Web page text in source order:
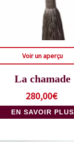
Voir un aperçu
La chamade
280,00€
EN SAVOIR PLUS